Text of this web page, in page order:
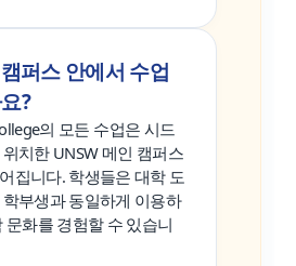
퍼스 안에서 수업
?
의 모든 수업은 시드
치한 UNSW 메인 캠퍼스
집니다. 학생들은 대학 도
부생과 동일하게 이용하
문화를 경험할 수 있습니